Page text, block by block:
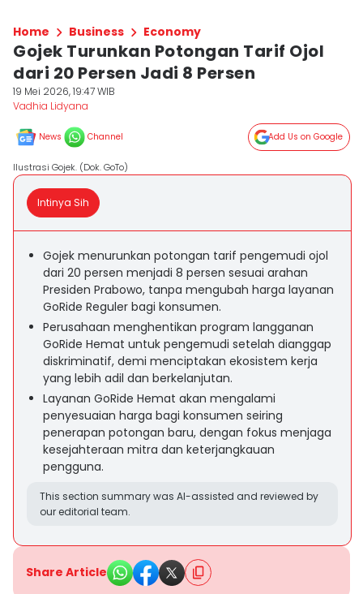
Home Business Economy
Gojek Turunkan Potongan Tarif Ojol
dari 20 Persen Jadi 8 Persen
19 Mei 2026, 19:47 WIB
Vadhia Lidyana
News Channel Add Us on Google
Ilustrasi Gojek. (Dok. GoTo)
Intinya Sih
Gojek menurunkan potongan tarif pengemudi ojol
dari 20 persen menjadi 8 persen sesuai arahan
Presiden Prabowo, tanpa mengubah harga layanan
GoRide Reguler bagi konsumen.
Perusahaan menghentikan program langganan
GoRide Hemat untuk pengemudi setelah dianggap
diskriminatif, demi menciptakan ekosistem kerja
yang lebih adil dan berkelanjutan.
Layanan GoRide Hemat akan mengalami
penyesuaian harga bagi konsumen seiring
penerapan potongan baru, dengan fokus menjaga
kesejahteraan mitra dan keterjangkauan
pengguna.
This section summary was AI-assisted and reviewed by
our editorial team.
Share Article